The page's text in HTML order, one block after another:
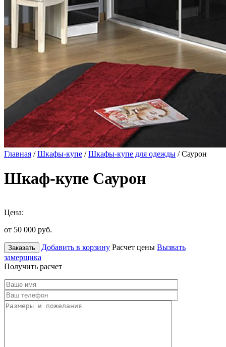
Главная /Шкафы-купе /Шкафы-купе для одежды / Саурон
Шкаф-купе Саурон
Цена:
от 50 000 руб.
Заказать Добавить в корзину Расчет цены Вызвать
замерщика
Получить расчет